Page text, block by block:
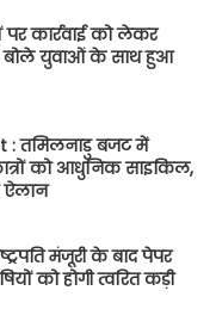
पर कार्रवाई को लेकर
बोले युवाओं के साथ हुआ
: तमिलनाडु बजट में
को आधुनिक साइकिल,
ऐलान
मंजूरी के बाद पेपर
को होगी त्वरित कड़ी